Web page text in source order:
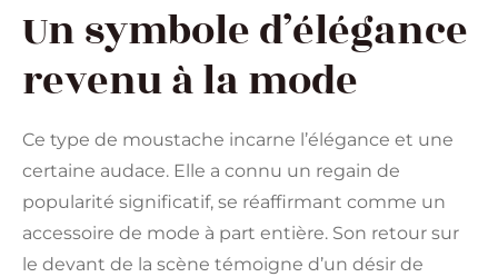
Un symbole d’élégance
revenu à la mode
Ce type de moustache incarne l’élégance et une
certaine audace. Elle a connu un regain de
popularité significatif, se réaffirmant comme un
accessoire de mode à part entière. Son retour sur
le devant de la scène témoigne d’un désir de